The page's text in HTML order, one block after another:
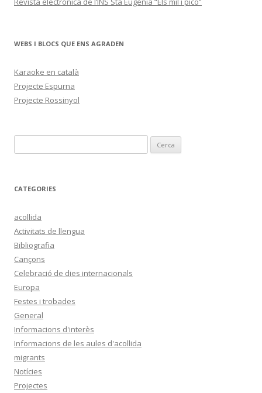
WEBS I BLOCS QUE ENS AGRADEN
Karaoke en català
Projecte Espurna
Projecte Rossinyol
e
c
CATEGORIES
acollida
Activitats de llengua
Bibliografia
Cançons
Celebració de dies internacionals
Europa
Festes i trobades
General
Informacions d'interès
Informacions de les aules d'acollida
migrants
Notícies
Projectes